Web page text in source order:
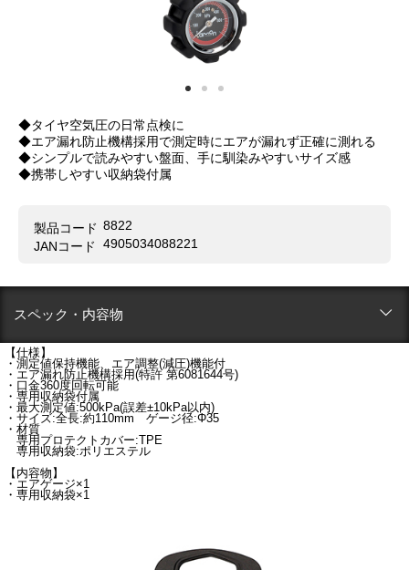
◆タイヤ空気圧の日常点検に
◆エア漏れ防止機構採用で測定時にエアが漏れず正確に測れる
◆シンプルで読みやすい盤面、手に馴染みやすいサイズ感
◆携帯しやすい収納袋付属
製品コード 8822
JANコード
4905034088221
スペック・内容物
【仕様】
・測定値保持機能、エア調整(減圧)機能付
・エア漏れ防止機構採用(特許 第6081644号)
・口金360度回転可能
・専用収納袋付属
・最大測定値:500kPa(誤差±10kPa以内)
・サイズ:全長:約110mm ゲージ径:Φ35
・材質
専用プロテクトカバー:TPE
専用収納袋:ポリエステル
【内容物】
・エアゲージ×1
・専用収納袋×1